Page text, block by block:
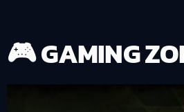
🎮 GAMING